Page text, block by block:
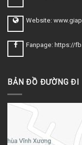
Website:
Fanpage: https://
BẢN ĐỒ ĐƯỜNG ĐI